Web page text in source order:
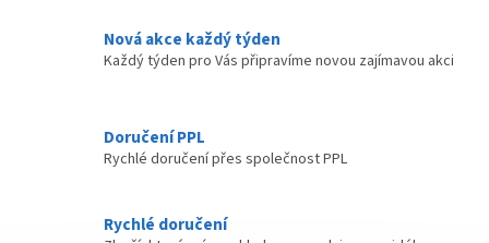
Nová akce každý týden
Každý týden pro Vás připravíme novou zajímavou akci
Doručení PPL
Rychlé doručení přes společnost PPL
Rychlé doručení